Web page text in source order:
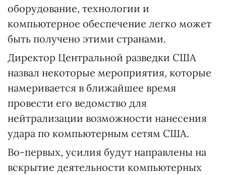
оборудование, технологии и
компьютерное обеспечение легко может
быть получено этими странами.
Директор Центральной разведки США
назвал некоторые мероприятия, которые
намеривается в ближайшее время
провести его ведомство для
нейтрализации возможности нанесения
удара по компьютерным сетям США.
Во-первых, усилия будут направлены на
вскрытие деятельности компьютерных